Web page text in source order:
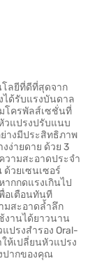
โลยีที่ดีที่สุดจาก
ได้รับแรงบันดาล
โครพัลส์เซชั่นที่
วแปรงปรับแนบ
างมีประสิทธิภาพ
ง่ายดาย ด้วย 3
วามสะอาดประจำ
วยเซนเซอร์
กกดแรงเกินไป
อเตือนทันที
มสะอาดล้ำลึก
งานได้ยาวนาน
ปรงสำรอง Oral-
ห้เปลี่ยนหัวแปรง
ปากของคุณ